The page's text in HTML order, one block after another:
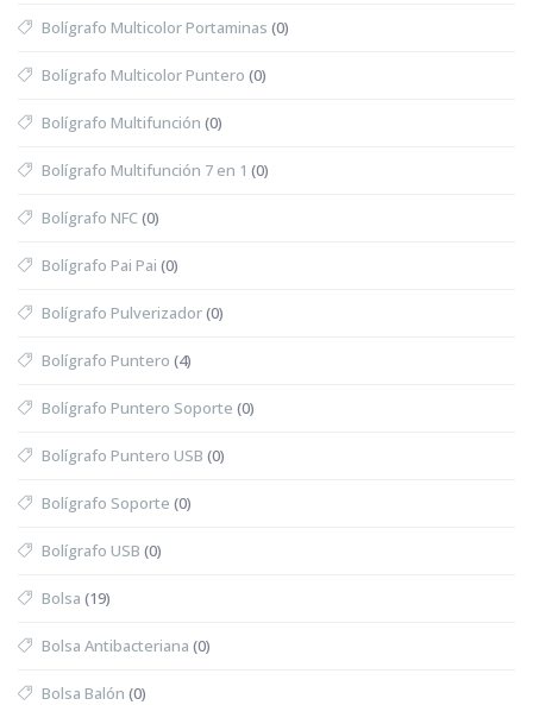
Bolígrafo Multicolor Portaminas (0)
Bolígrafo Multicolor Puntero (0)
Bolígrafo Multifunción (0)
Bolígrafo Multifunción 7 en 1 (0)
Bolígrafo NFC(0)
Bolígrafo Pai Pai (0)
Bolígrafo Pulverizador(0)
Bolígrafo Puntero (4)
Bolígrafo Puntero Soporte (0)
Bolígrafo Puntero USB (0)
Bolígrafo Soporte (0)
Bolígrafo USB (0)
Bolsa (19)
Bolsa Antibacteriana (0)
Bolsa Balón (0)